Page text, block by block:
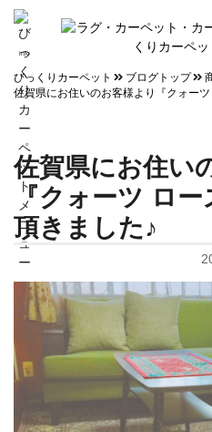
info
びっくりカーペット ブログトップ
佐賀県にお住いのお客様より『クォー
佐賀県にお住い
『クォーツ ロ
頂きました♪